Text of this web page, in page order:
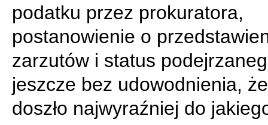
podatku przez prokuratora,
postanowienie o
zarzutów i status
jeszcze bez udowodnienia,
doszło najwyraźniej do